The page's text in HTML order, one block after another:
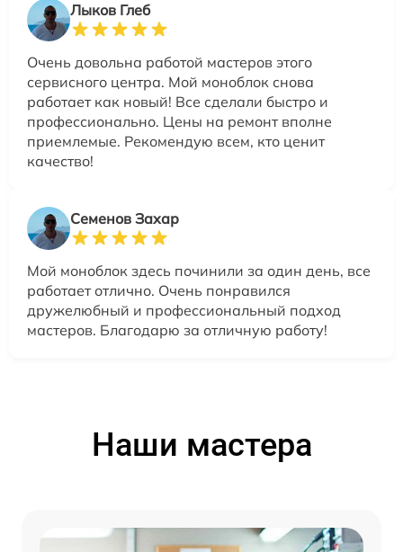
Лыков Глеб
Очень довольна работой мастеров этого
сервисного центра. Мой моноблок снова
работает как новый! Все сделали быстро и
профессионально. Цены на ремонт вполне
приемлемые. Рекомендую всем, кто ценит
качество!
Семенов Захар
Мой моноблок здесь починили за один день, все
работает отлично. Очень понравился
дружелюбный и профессиональный подход
мастеров. Благодарю за отличную работу!
Наши мастера